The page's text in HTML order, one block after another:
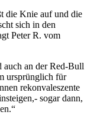
die Knie auf und die
sich in den
Peter R. vom
auch an der Red-Bull
ursprünglich für
rekonvaleszente
sogar dann,